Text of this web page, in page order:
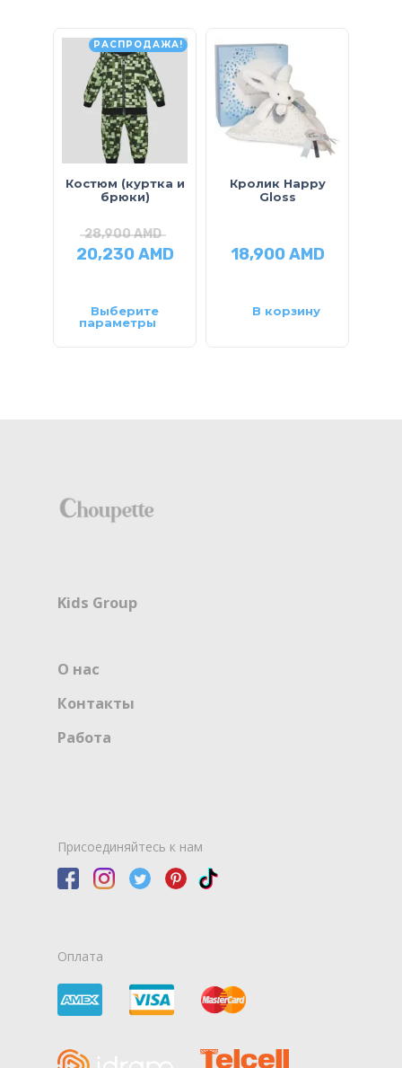
РАСПРОДАЖА!
Костюм (куртка и
брюки)
28,900AMD
20,230AMD
Выберите
параметры
Кролик Happy
Gloss
18,900AMD
В корзину
Kids Group
О нас
Контакты
Работа
Присоединяйтесь к нам
Оплата